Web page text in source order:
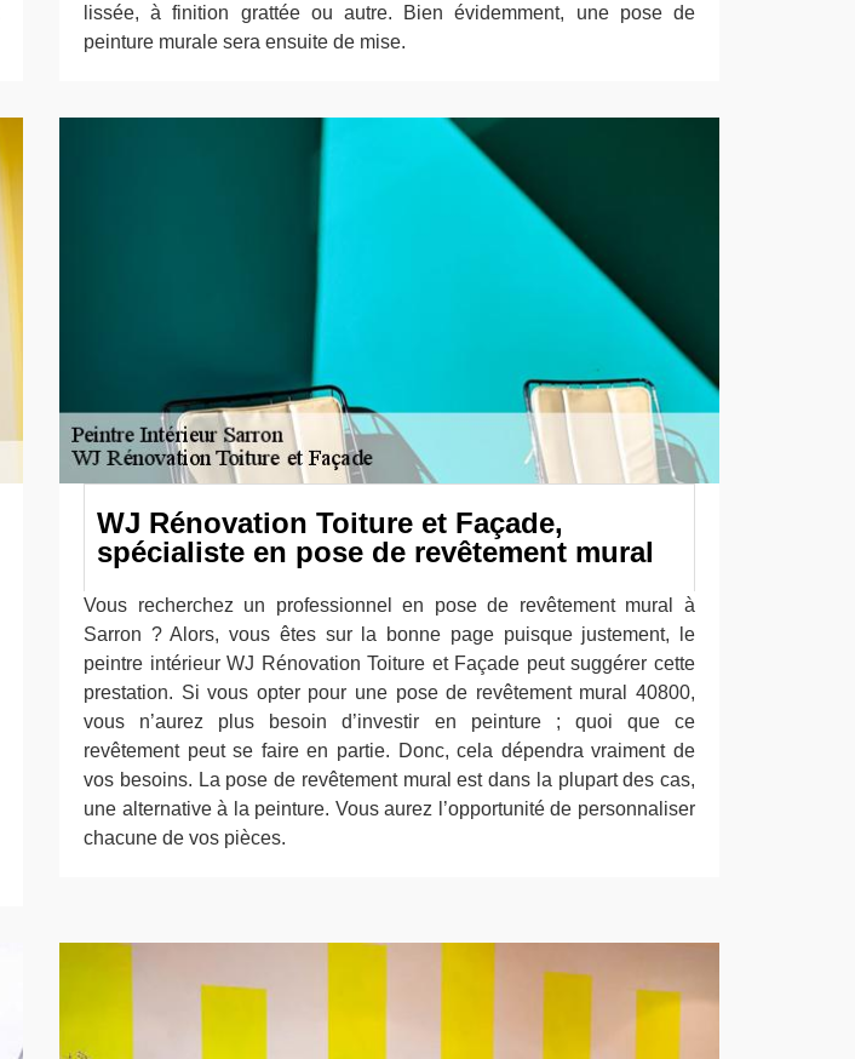
lissée, à finition grattée ou autre. Bien évidemment, une pose de
peinture murale sera ensuite de mise.
WJ Rénovation Toiture et Façade,
spécialiste en pose de revêtement mural
Vous recherchez un professionnel en pose de revêtement mural à
Sarron ? Alors, vous êtes sur la bonne page puisque justement, le
peintre intérieur WJ Rénovation Toiture et Façade peut suggérer cette
prestation. Si vous opter pour une pose de revêtement mural 40800,
vous n’aurez plus besoin d’investir en peinture ; quoi que ce
revêtement peut se faire en partie. Donc, cela dépendra vraiment de
vos besoins. La pose de revêtement mural est dans la plupart des cas,
une alternative à la peinture. Vous aurez l’opportunité de personnaliser
chacune de vos pièces.